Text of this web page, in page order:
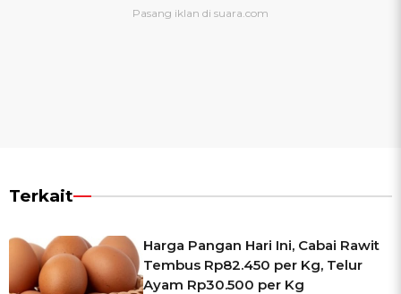
Terkait
Harga Pangan Hari Ini, Cabai Rawit
Tembus Rp82.450 per Kg, Telur
Ayam Rp30.500 per Kg